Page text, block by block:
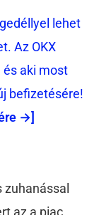
lehet
Az OKX
aki most
befizetésére!
→]
az a piac